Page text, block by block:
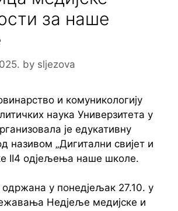
за наше
by sljezova
и комуникологију
наука Универзитета у
је едукативну
називом „Дигитални свијет и
II4 одјељења наше школе.
одржана у понедјељак 27.10. у
Недјеље медијске и